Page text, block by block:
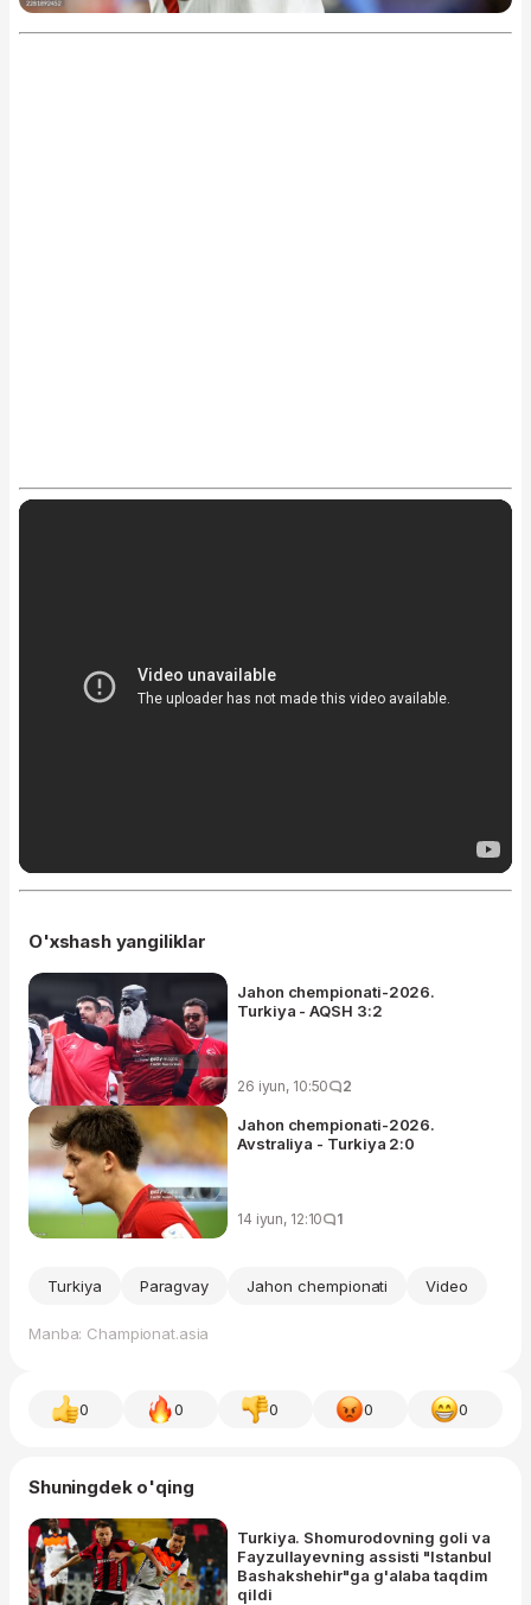
O'xshash yangiliklar
Jahon chempionati-2026.
Turkiya - AQSH 3:2
26 iyun, 10:50 2
Jahon chempionati-2026.
Avstraliya - Turkiya 2:0
14 iyun, 12:10 1
Turkiya Paragvay Jahon chempionati Video
Manba: Championat.asia
0 0 0 0 0
Shuningdek o'qing
Turkiya. Shomurodovning goli va
Fayzullayevning assisti "Istanbul
Bashakshehir"ga g'alaba taqdim
qildi